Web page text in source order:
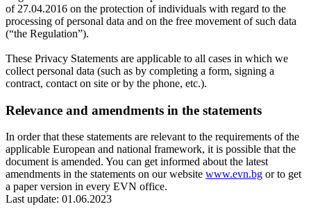
of 27.04.2016 on the protection of individuals with regard to the
processing of personal data and on the free movement of such data
(“the Regulation”).
These Privacy Statements are applicable to all cases in which we
collect personal data (such as by completing a form, signing a
contract, contact on site or by the phone, etc.).
Relevance and amendments in the statements
In order that these statements are relevant to the requirements of the
applicable European and national framework, it is possible that the
document is amended. You can get informed about the latest
amendments in the statements on our website www.evn.bg or to get
a paper version in every EVN office.
Last update: 01.06.2023